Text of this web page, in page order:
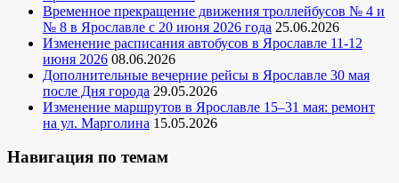
Временное прекращение движения троллейбусов № 4 и
№ 8 в Ярославле с 20 июня 2026 года 25.06.2026
Изменение расписания автобусов в Ярославле 11-12
июня 2026 08.06.2026
Дополнительные вечерние рейсы в Ярославле 30 мая
после Дня города 29.05.2026
Изменение маршрутов в Ярославле 15–31 мая: ремонт
на ул. Марголина 15.05.2026
Навигация по темам